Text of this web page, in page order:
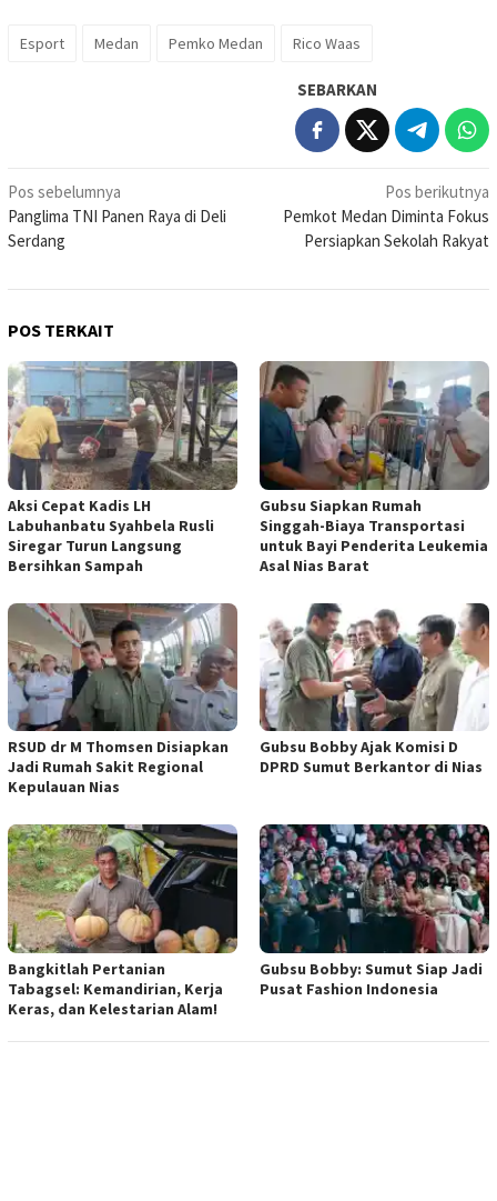
Esport Medan Pemko Medan Rico Waas
SEBARKAN
Navigasi
pos
Pos sebelumnya
Panglima TNI Panen Raya di Deli
Serdang
Pos berikutnya
Pemkot Medan Diminta Fokus
Persiapkan Sekolah Rakyat
POS TERKAIT
Aksi Cepat Kadis LH
Labuhanbatu Syahbela Rusli
Siregar Turun Langsung
Bersihkan Sampah
Gubsu Siapkan Rumah
Singgah-Biaya Transportasi
untuk Bayi Penderita Leukemia
Asal Nias Barat
RSUD dr M Thomsen Disiapkan
Jadi Rumah Sakit Regional
Kepulauan Nias
Gubsu Bobby Ajak Komisi D
DPRD Sumut Berkantor di Nias
Bangkitlah Pertanian
Tabagsel: Kemandirian, Kerja
Keras, dan Kelestarian Alam!
Gubsu Bobby: Sumut Siap Jadi
Pusat Fashion Indonesia